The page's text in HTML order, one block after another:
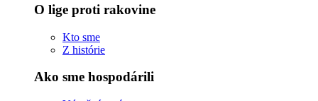
O lige proti rakovine
Kto sme
Z histórie
Ako sme hospodárili